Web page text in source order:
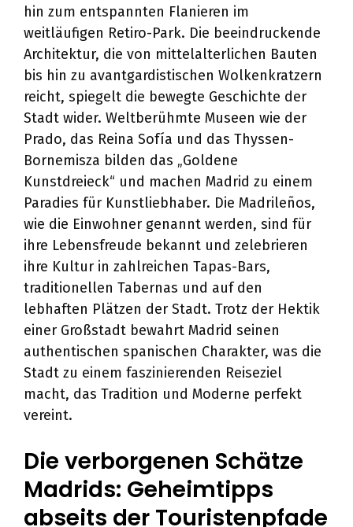
hin zum entspannten Flanieren im
weitläufigen Retiro-Park. Die beeindruckende
Architektur, die von mittelalterlichen Bauten
bis hin zu avantgardistischen Wolkenkratzern
reicht, spiegelt die bewegte Geschichte der
Stadt wider. Weltberühmte Museen wie der
Prado, das Reina Sofía und das Thyssen-
Bornemisza bilden das „Goldene
Kunstdreieck“ und machen Madrid zu einem
Paradies für Kunstliebhaber. Die Madrileños,
wie die Einwohner genannt werden, sind für
ihre Lebensfreude bekannt und zelebrieren
ihre Kultur in zahlreichen Tapas-Bars,
traditionellen Tabernas und auf den
lebhaften Plätzen der Stadt. Trotz der Hektik
einer Großstadt bewahrt Madrid seinen
authentischen spanischen Charakter, was die
Stadt zu einem faszinierenden Reiseziel
macht, das Tradition und Moderne perfekt
vereint.
Die verborgenen Schätze
Madrids: Geheimtipps
abseits der Touristenpfade